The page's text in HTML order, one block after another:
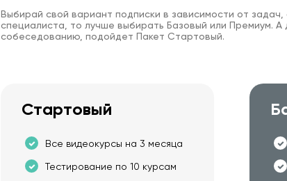
Выбирай свой вариант подписки в зависимости от
специалиста, то лучше выбирать Базовый или Премиум. А
собеседованию, подойдет Пакет Стартовый.
Стартовый
Все видеокурсы на 3 месяца
Тестирование по 10 курсам